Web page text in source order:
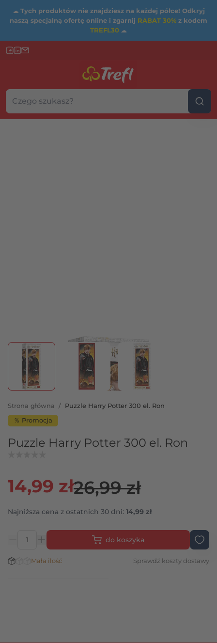
☁ Tych produktów nie znajdziesz na każdej półce! Odkryj
naszą specjalną ofertę online i zgarnij RABAT 30% z kodem
TREFL30 ☁
Szukaj w sklepie...
Wybierz kategorię
View larger imageView larger imageView larger image
Strona główna / Puzzle Harry Potter 300 el. Ron
％ Promocja
Puzzle Harry Potter 300 el. Ron
26,99 zł
14,99 zł
Najniższa cena z ostatnich 30 dni: 14,99 zł
do koszyka
Stan magazynowy:
Mała ilość Sprawdź koszty dostawy